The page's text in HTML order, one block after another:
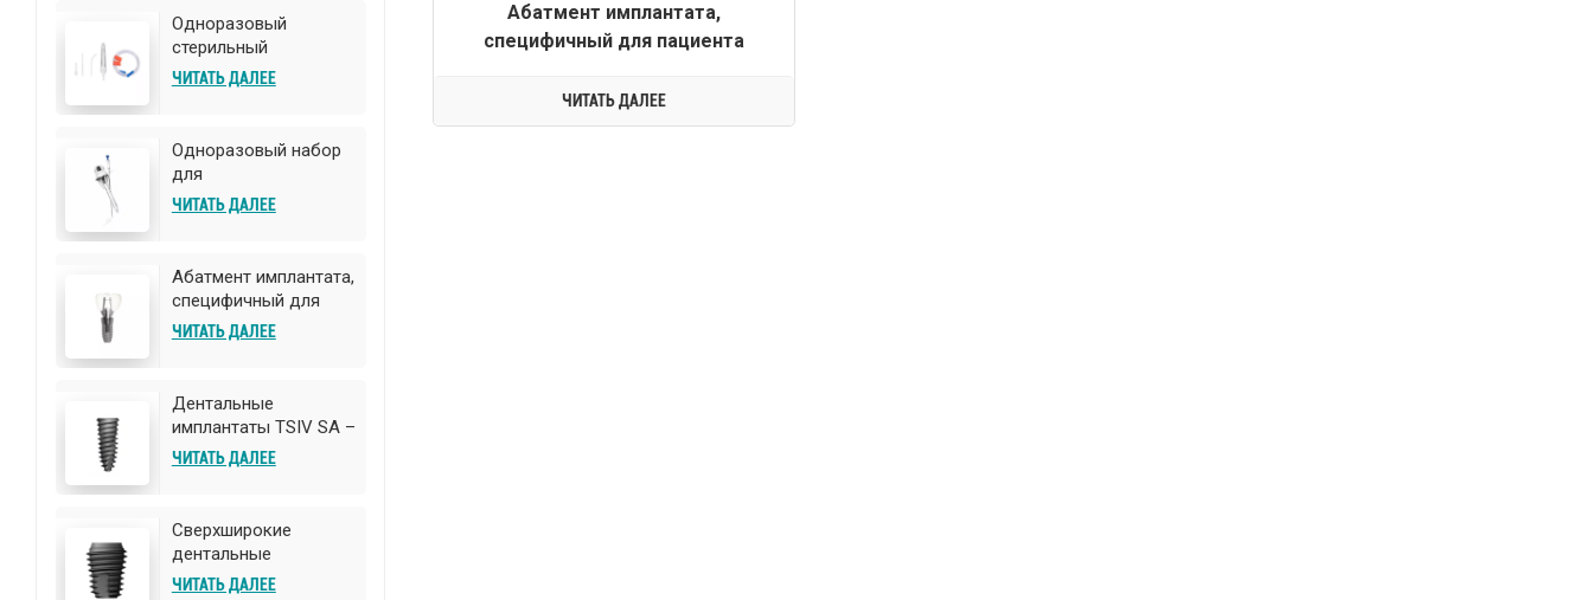
Одноразовый
стерильный
хирургический
дренажный катетер
ЧИТАТЬ ДАЛЕЕ
Одноразовый набор
для
лапароскопического
наложения швов для
стенки
ЧИТАТЬ ДАЛЕЕ
Абатмент имплантата,
специфичный для
пациента
ЧИТАТЬ ДАЛЕЕ
Дентальные
имплантаты TSIV SA –
высококачественные
титановые
Доступна настройка
OEM/ODM
ЧИТАТЬ ДАЛЕЕ
Сверхширокие
дентальные
имплантаты TSIII SA –
ЧИТАТЬ ДАЛЕЕ
Абатмент имплантата,
специфичный для пациента
ЧИТАТЬ ДАЛЕЕ